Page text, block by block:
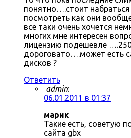
понятно….стоит набраться
посмотреть как они
все таки очень хочется
многих мне интересен
лицензию подешевле
дороговато….может есть
дисков ?
Ответить
admin:
06.01.2011 в 01:37
марик
Такие есть, советую
сайта gbx